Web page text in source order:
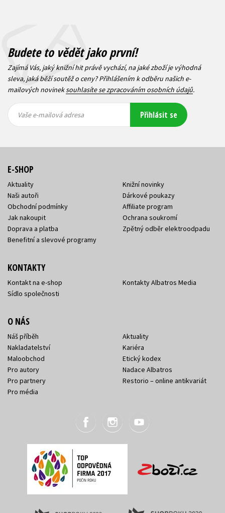
Budete to vědět jako první!
Zajímá Vás, jaký knižní hit právě vychází, na jaké zboží je výhodná
sleva, jaká běží soutěž o ceny? Přihlášením k odběru našich e-
mailových novineksouhlasíte se zpracováním osobních údajů.
mailová
mailová
Vaše e-mailová adresa Přihlásit se
E-SHOP
Aktuality
Naši autoři
Obchodní podmínky
Jak nakoupit
Doprava a platba
Benefitní a slevové programy
Knižní novinky
Dárkové poukazy
Affiliate program
Ochrana soukromí
Zpětný odběr elektroodpadu
KONTAKTY
Kontakt na e-shop
Sídlo společnosti
Kontakty Albatros Media
O NÁS
Náš příběh
Nakladatelství
Maloobchod
Pro autory
Pro partnery
Pro média
Aktuality
Kariéra
Etický kodex
Nadace Albatros
Restorio – online antikvariát